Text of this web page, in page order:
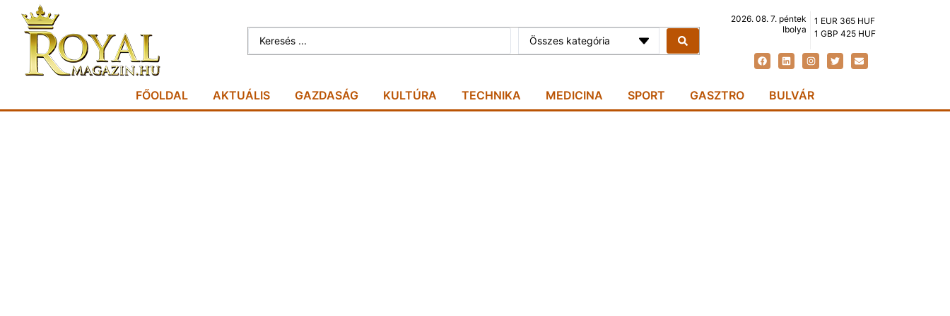
Összes kategória
2026. 08. 7. péntek
Ibolya
1 EUR 365 HUF
1 GBP 425 HUF
FŐOLDAL AKTUÁLIS GAZDASÁG KULTÚRA TECHNIKA MEDICINA SPORT GASZTRO BULVÁR